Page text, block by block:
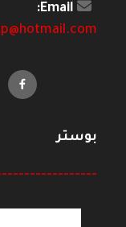
Email:
بوستر